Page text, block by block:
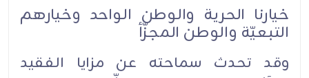
خيارنا الحرية والوطن الواحد وخيارهم
التبعيّة والوطن المجزّأ
وقد تحدث سماحته عن مزايا الفقيد